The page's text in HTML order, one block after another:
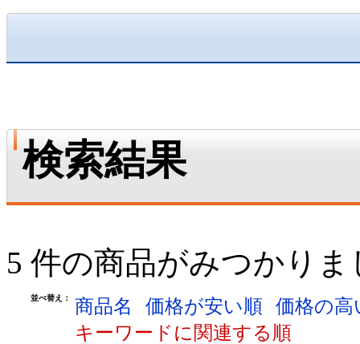
検索結果
5 件の商品がみつかりま
並べ替え： 商品名 価格が安い順 価格の
キーワードに関連する順